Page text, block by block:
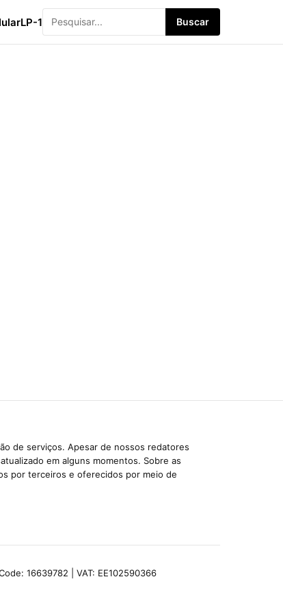
LP-1 Buscar
de serviços. Apesar de nossos redatores
em alguns momentos. Sobre as
por terceiros e oferecidos por meio de
16639782 | VAT: EE102590366